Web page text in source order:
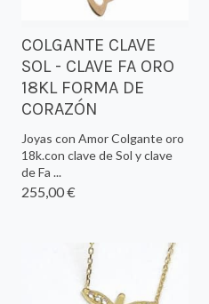
COLGANTE CLAVE
SOL - CLAVE FA ORO
18KL FORMA DE
CORAZÓN
Joyas con Amor Colgante oro
18k.con clave de Sol y clave
de Fa ...
255,00 €